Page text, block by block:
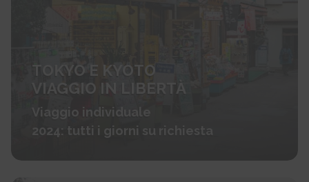
TOKYO E KYOTO
VIAGGIO IN LIBERTÀ
Viaggio individuale
2024: tutti i giorni su richiesta